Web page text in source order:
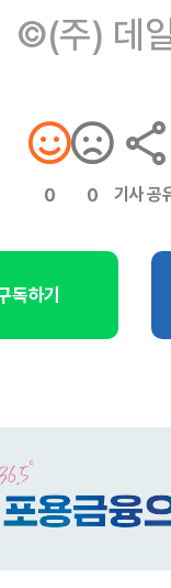
©(주) 데
0 0 기사 공
독하기